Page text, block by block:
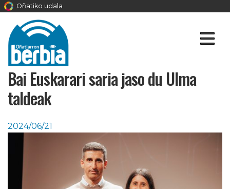
Oñatiko udala
Bai Euskarari saria jaso du Ulma
taldeak
2024/06/21